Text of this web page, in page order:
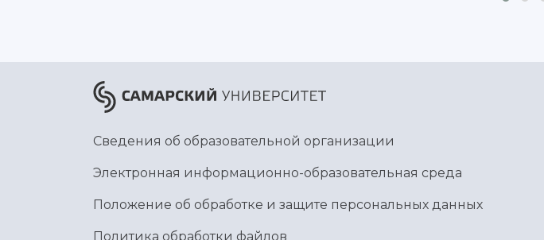
Сведения об образовательной организации
Электронная информационно-образовательная среда
Положение об обработке и защите персональных данных
Политика обработки файлов